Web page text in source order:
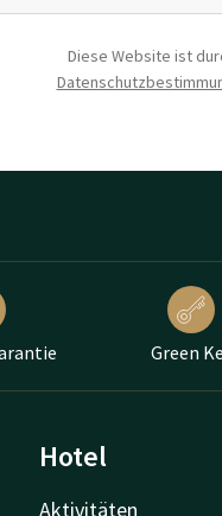
Diese Website ist
Green
Hotel
Aktivitäten